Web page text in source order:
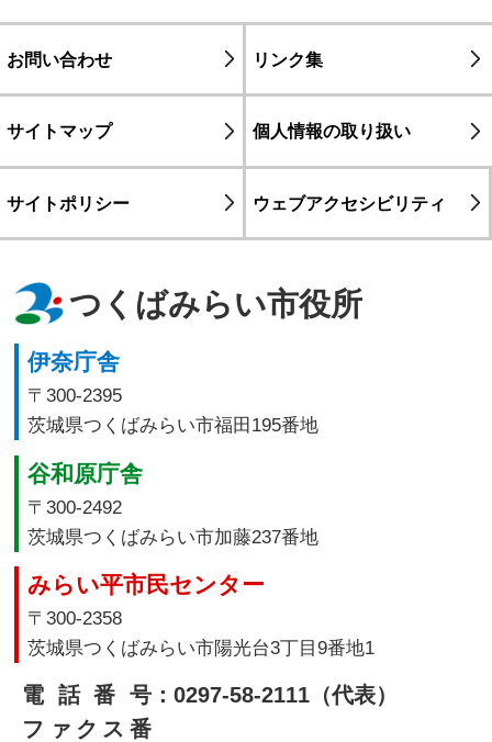
お問い合わせ リンク集
サイトマップ 個人情報の取り扱い
サイトポリシー ウェブアクセシビリティ
つくばみらい市役所
伊奈庁舎
〒300-2395
茨城県つくばみらい市福田195番地
谷和原庁舎
〒300-2492
茨城県つくばみらい市加藤237番地
みらい平市民センター
〒300-2358
茨城県つくばみらい市陽光台3丁目9番地1
電話番号：0297-58-2111（代表）
ファクス番